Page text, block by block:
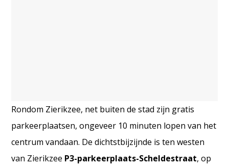
Rondom Zierikzee, net buiten de stad zijn gratis
parkeerplaatsen, ongeveer 10 minuten lopen van het
centrum vandaan. De dichtstbijzijnde is ten westen
van Zierikzee P3-parkeerplaats-Scheldestraat, op